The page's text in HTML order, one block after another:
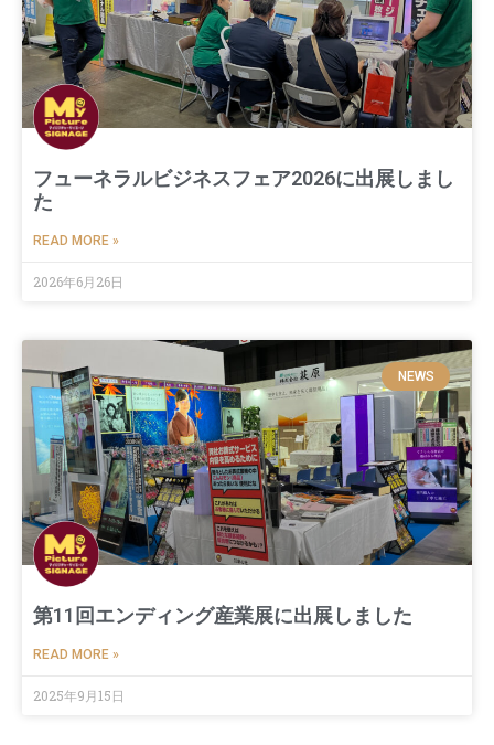
フューネラルビジネスフェア2026に出展しまし
た
READ MORE »
2026年6月26日
NEWS
第11回エンディング産業展に出展しました
READ MORE »
2025年9月15日